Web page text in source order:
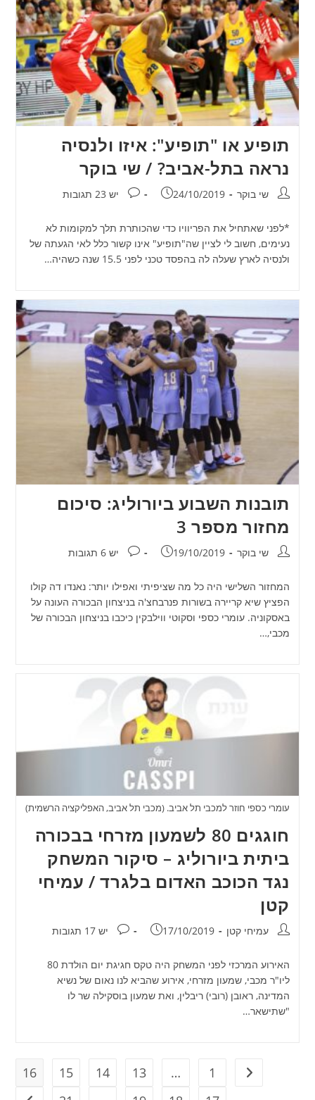
תופיע או "תופיע": איזו ולנסיה
נראה בתל-אביב? / שי בוקר
מחבר:שי בוקר פורסם:
24/10/2019 תגובות:
יש 23 תגובות
*לפני שאתחיל את הפריוויו כדי שהכותרת תלך למקומות לא
נעימים, חשוב לי לציין שה"תופיע" אינו קשור כלל לאי הגעתה של
ולנסיה לארץ שעלה לה בהפסד טכני לפני 15.5 שנה כשהיה…
תובנות השבוע ביורוליג: סיכום
מחזור מספר 3
מחבר:שי בוקר פורסם:
19/10/2019 תגובות:
יש 6 תגובות
המחזור השלישי היה כל מה שציפיתי ואפילו יותר: נאנדו דה קולו
הפציץ שיא קריירה בשורות פנרבחצ'ה בניצחון הבכורה העונה על
באסקוניה. עומרי כספי וסקוטי ווילבקין כיכבו בניצחון הבכורה של
מכבי,…
עומרי כספי חוזר למכבי תל אביב. (מכבי תל אביב, האפליקציה הרשמית)
חוגגים 80 לשמעון מזרחי בבכורה
ביתית ביורוליג – סיקור המשחק
נגד הכוכב האדום בלגרד / עמיחי
קטן
מחבר:עמיחי קטן פורסם:
17/10/2019 תגובות:
יש 17 תגובות
האירוע המרכזי לפני המשחק היה טקס חגיגת יום הולדת 80
ליו"ר מכבי, שמעון מזרחי, אירוע שהביא לנו נאום של נשיא
המדינה, ראובן (רובי) ריבלין, ואת שמעון בוסקילה שר לו
"שתישאר…
מעבר לעמוד הקודם
1
…
13
14
15
16